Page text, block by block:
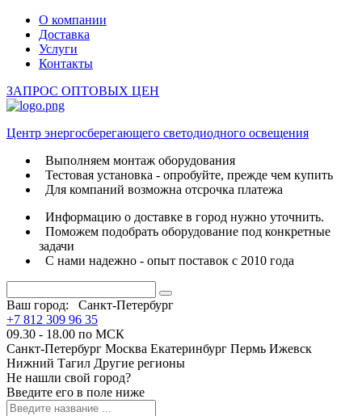
О компании
Доставка
Услуги
Контакты
ЗАПРОС ОПТОВЫХ ЦЕН
Центр энергосберегающего светодиодного освещения
Выполняем монтаж оборудования
Тестовая установка - опробуйте, прежде чем купить
Для компаний возможна отсрочка платежа
Информацию о доставке в город нужно уточнить.
Поможем подобрать оборудование под конкретные
задачи
С нами надежно - опыт поставок с 2010 года
Ваш город:
Санкт-Петербург
+7 812 309 96 35
09.30 - 18.00 по МСК
Санкт-Петербург Москва Екатеринбург Пермь Ижевск
Нижний Тагил Другие регионы
Не нашли свой город?
Введите его в поле ниже